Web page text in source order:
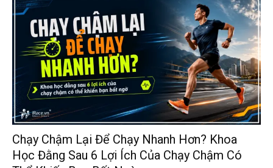
Chạy Chậm Lại Để Chạy Nhanh Hơn? Khoa
Học Đằng Sau 6 Lợi Ích Của Chạy Chậm Có